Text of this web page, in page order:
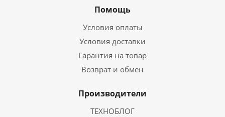
Помощь
Условия оплаты
Условия доставки
Гарантия на товар
Возврат и обмен
Производители
ТЕХНОБЛОГ